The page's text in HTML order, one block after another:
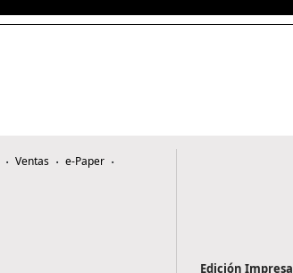
Ventas
e-Paper
Edición Impresa